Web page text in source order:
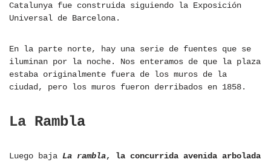
Catalunya fue construida siguiendo la Exposición
Universal de Barcelona.
En la parte norte, hay una serie de fuentes que se
iluminan por la noche. Nos enteramos de que la plaza
estaba originalmente fuera de los muros de la
ciudad, pero los muros fueron derribados en 1858.
La Rambla
Luego baja La rambla, la concurrida avenida arbolada